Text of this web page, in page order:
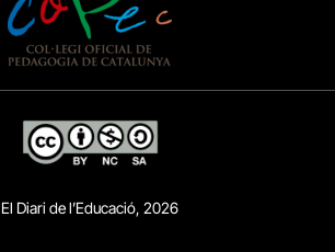
El Diari de l’Educació, 2026